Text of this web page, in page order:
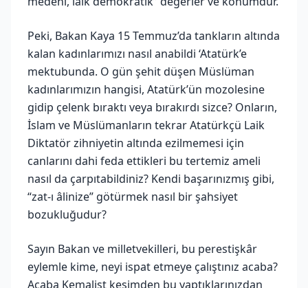
Peki, Bakan Kaya 15 Temmuz’da tankların altında
kalan kadınlarımızı nasıl anabildi ‘Atatürk’e
mektubunda. O gün şehit düşen Müslüman
kadınlarımızın hangisi, Atatürk’ün mozolesine
gidip çelenk bıraktı veya bırakırdı sizce? Onların,
İslam ve Müslümanların tekrar Atatürkçü Laik
Diktatör zihniyetin altında ezilmemesi için
canlarını dahi feda ettikleri bu tertemiz ameli
nasıl da çarpıtabildiniz? Kendi başarınızmış gibi,
“zat-ı âlinize” götürmek nasıl bir şahsiyet
bozukluğudur?
Sayın Bakan ve milletvekilleri, bu perestişkâr
eylemle kime, neyi ispat etmeye çalıştınız acaba?
Acaba Kemalist kesimden bu yaptıklarınızdan